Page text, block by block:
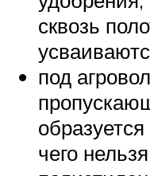
сквозь
под
чего